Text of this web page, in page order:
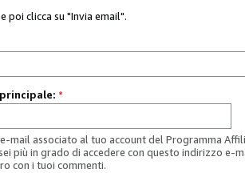
poi clicca su "Invia email".
*
mail associato al tuo account del Programma
più in grado di accedere con questo indirizzo e-
con i tuoi commenti.